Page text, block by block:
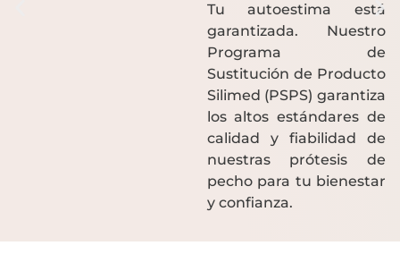
Tu autoestima está
garantizada. Nuestro
Programa de
Sustitución de Producto
Silimed (PSPS) garantiza
los altos estándares de
calidad y fiabilidad de
nuestras prótesis de
pecho para tu bienestar
y confianza.